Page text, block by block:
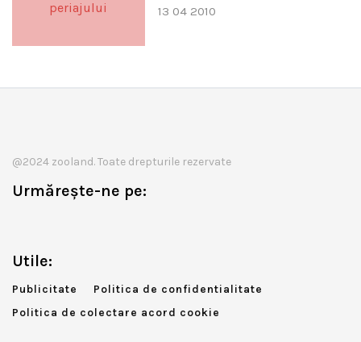
13 04 2010
@2024 zooland. Toate drepturile rezervate
Urmărește-ne pe:
Utile:
Publicitate
Politica de confidentialitate
Politica de colectare acord cookie